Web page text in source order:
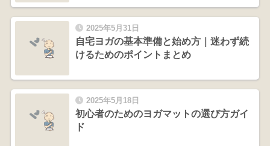
2025年5月31日
自宅ヨガの基本準備と始め方｜迷わず続
けるためのポイントまとめ
2025年5月18日
初心者のためのヨガマットの選び方ガイ
ド